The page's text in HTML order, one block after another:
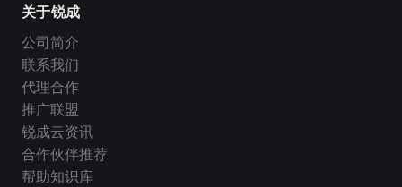
关于锐成
公司简介
联系我们
代理合作
推广联盟
锐成云资讯
合作伙伴推荐
帮助知识库